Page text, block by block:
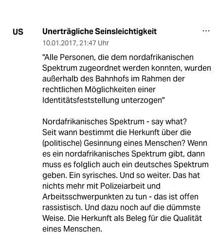
US Unerträgliche Seinsleichtigkeit
10.01.2017, 21:47 Uhr
"Alle Personen, die dem nordafrikanischen
Spektrum zugeordnet werden konnten, wurden
außerhalb des Bahnhofs im Rahmen der
rechtlichen Möglichkeiten einer
Identitätsfeststellung unterzogen"
Nordafrikanisches Spektrum - say what?
Seit wann bestimmt die Herkunft über die
(politische) Gesinnung eines Menschen? Wenn
es ein nordafrikanisches Spektrum gibt, dann
muss es folglich auch ein deutsches Spektrum
geben. Ein syrisches. Und so weiter. Das hat
nichts mehr mit Polizeiarbeit und
Arbeitsschwerpunkten zu tun - das ist offen
rassistisch. Und dazu noch auf die dümmste
Weise. Die Herkunft als Beleg für die Qualität
eines Menschen.